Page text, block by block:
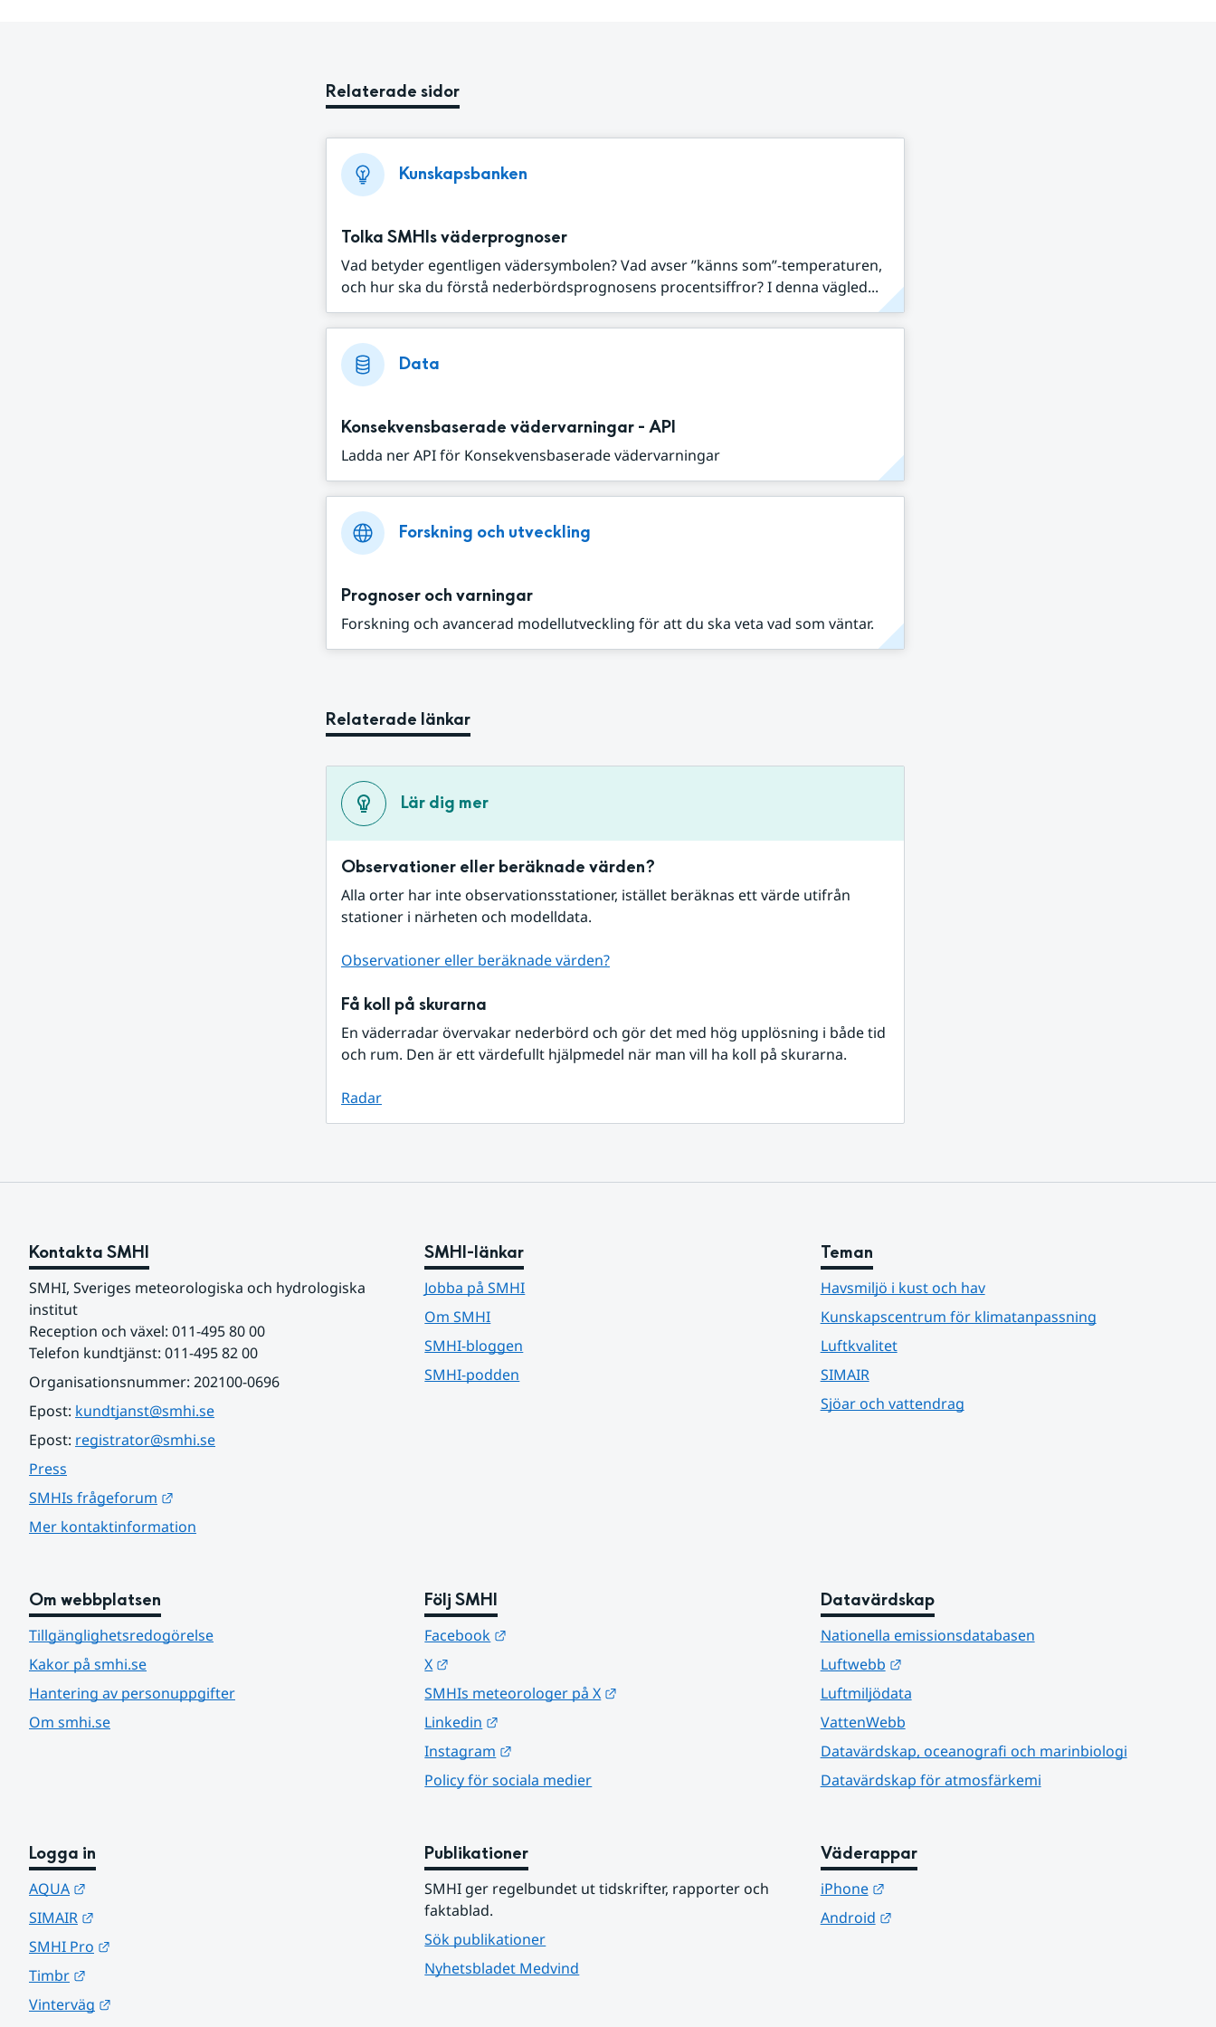
Relaterade sidor
Kunskapsbanken
Tolka SMHIs väderprognoser
Vad betyder egentligen vädersymbolen? Vad avser ”känns som”-temperaturen,
och hur ska du förstå nederbördsprognosens procentsiffror? I denna vägled...
Data
Konsekvensbaserade vädervarningar - API
Ladda ner API för Konsekvensbaserade vädervarningar
Forskning och utveckling
Prognoser och varningar
Forskning och avancerad modellutveckling för att du ska veta vad som väntar.
Relaterade länkar
Lär dig mer
Observationer eller beräknade värden?
Alla orter har inte observationsstationer, istället beräknas ett värde utifrån
stationer i närheten och modelldata.
Observationer eller beräknade värden?
Få koll på skurarna
En väderradar övervakar nederbörd och gör det med hög upplösning i både tid
och rum. Den är ett värdefullt hjälpmedel när man vill ha koll på skurarna.
Radar
Kontakta SMHI
SMHI, Sveriges meteorologiska och hydrologiska
institut
Reception och växel: 011-495 80 00
Telefon kundtjänst: 011-495 82 00
Organisationsnummer: 202100-0696
Epost: kundtjanst@smhi.se
Epost: registrator@smhi.se
Press
SMHIs frågeforum
Mer kontaktinformation
SMHI-länkar
Jobba på SMHI
Om SMHI
SMHI-bloggen
SMHI-podden
Teman
Havsmiljö i kust och hav
Kunskapscentrum för klimatanpassning
Luftkvalitet
SIMAIR
Sjöar och vattendrag
Om webbplatsen
Tillgänglighetsredogörelse
Kakor på smhi.se
Hantering av personuppgifter
Om smhi.se
Följ SMHI
Facebook
X
SMHIs meteorologer på X
Linkedin
Instagram
Policy för sociala medier
Datavärdskap
Nationella emissionsdatabasen
Luftwebb
Länk till annan webbplats.
Luftmiljödata
VattenWebb
Datavärdskap, oceanografi och marinbiologi
Datavärdskap för atmosfärkemi
Logga in
AQUA
SIMAIR
SMHI Pro
Timbr
Vinterväg
Publikationer
SMHI ger regelbundet ut tidskrifter, rapporter och
faktablad.
Sök publikationer
Nyhetsbladet Medvind
Väderappar
iPhone
Länk till annan webbplats.
Android
Länk till annan webbplats.